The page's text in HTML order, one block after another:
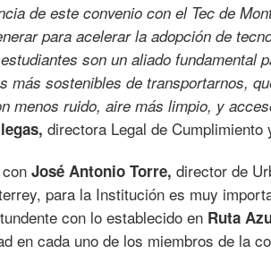
de este convenio con el Tec de
para acelerar la adopción de
son un aliado fundamental
más sostenibles de transportarnos,
menos ruido, aire más limpio, y
directora Legal de
José Antonio Torre, director de
para la Institución es muy
con lo establecido en Ruta
en cada uno de los miembros de la